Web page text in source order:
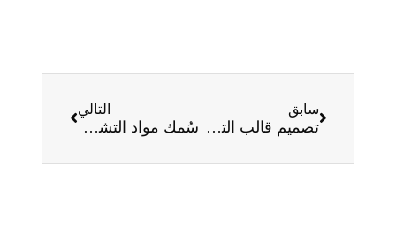
سابق
تصميم قالب التشكيل بالدرفلة: الدليل النهائي لعام 2025
التالي
سُمك مواد التشكيل بالدلفنة: الدليل النهائي لعام 2025